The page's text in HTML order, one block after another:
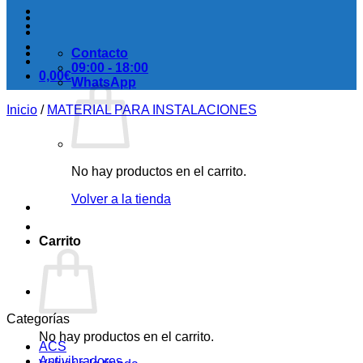
0,00€
No hay productos en el carrito.
Volver a la tienda
Carrito
No hay productos en el carrito.
Contacto
09:00 - 18:00
WhatsApp
Inicio / MATERIAL PARA INSTALACIONES
Categorías
ACS